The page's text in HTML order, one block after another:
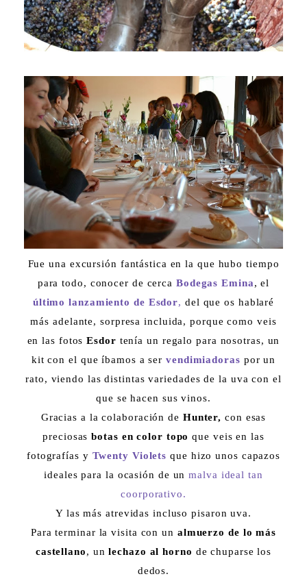
Fue una excursión fantástica en la que hubo tiempo
para todo, conocer de cerca Bodegas Emina, el
último lanzamiento de Esdor, del que os hablaré
más adelante, sorpresa incluida, porque como veis
en las fotosEsdor tenía un regalo para nosotras, un
kit con el que íbamos a ser vendimiadoras por un
rato, viendo las distintas variedades de la uva con el
que se hacen sus vinos.
Gracias a la colaboración de Hunter, con esas
preciosasbotas en color topo que veis en las
fotografías y Twenty Violets que hizo unos capazos
ideales para la ocasión de un malva ideal tan
coorporativo.
Y las más atrevidas incluso pisaron uva.
Para terminar la visita con un almuerzo de lo más
castellano, un lechazo al horno de chuparse los
dedos.